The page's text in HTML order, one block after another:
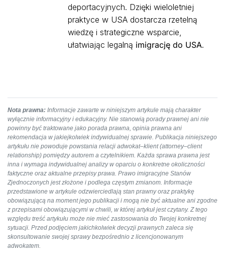
deportacyjnych. Dzięki wieloletniej
praktyce w USA dostarcza rzetelną
wiedzę i strategiczne wsparcie,
ułatwiając legalną imigrację do USA.
Nota prawna: Informacje zawarte w niniejszym artykule mają charakter
wyłącznie informacyjny i edukacyjny. Nie stanowią porady prawnej ani nie
powinny być traktowane jako porada prawna, opinia prawna ani
rekomendacja w jakiejkolwiek indywidualnej sprawie. Publikacja niniejszego
artykułu nie powoduje powstania relacji adwokat–klient (attorney–client
relationship) pomiędzy autorem a czytelnikiem. Każda sprawa prawna jest
inna i wymaga indywidualnej analizy w oparciu o konkretne okoliczności
faktyczne oraz aktualne przepisy prawa. Prawo imigracyjne Stanów
Zjednoczonych jest złożone i podlega częstym zmianom. Informacje
przedstawione w artykule odzwierciedlają stan prawny oraz praktykę
obowiązującą na moment jego publikacji i mogą nie być aktualne ani zgodne
z przepisami obowiązującymi w chwili, w której artykuł jest czytany. Z tego
względu treść artykułu może nie mieć zastosowania do Twojej konkretnej
sytuacji. Przed podjęciem jakichkolwiek decyzji prawnych zaleca się
skonsultowanie swojej sprawy bezpośrednio z licencjonowanym
adwokatem.